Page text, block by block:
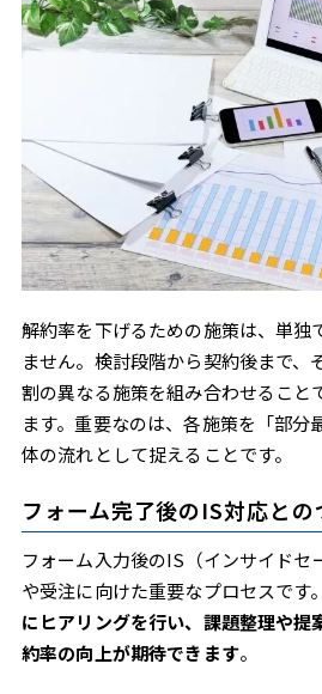
解約率を下げるための施策は、単独
ません。検討段階から契約後まで、
割の異なる施策を組み合わせること
ます。重要なのは、各施策を「部分
体の流れとして捉えることです。
フォーム完了後のIS対応との
フォーム入力後のIS（インサイドセ
や受注に向けた重要なプロセスです。
にヒアリングを行い、課題整理や提
約率の向上が期待できます。